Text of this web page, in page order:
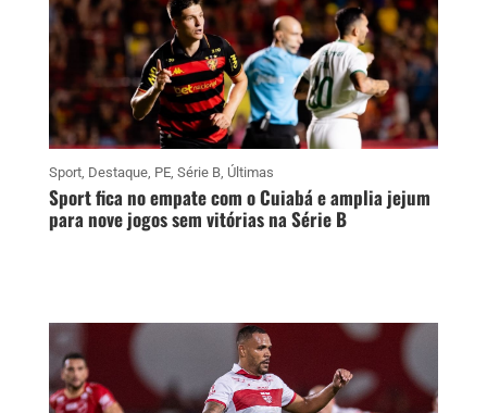
Sport, Destaque, PE, Série B, Últimas
Sport fica no empate com o Cuiabá e amplia jejum
para nove jogos sem vitórias na Série B